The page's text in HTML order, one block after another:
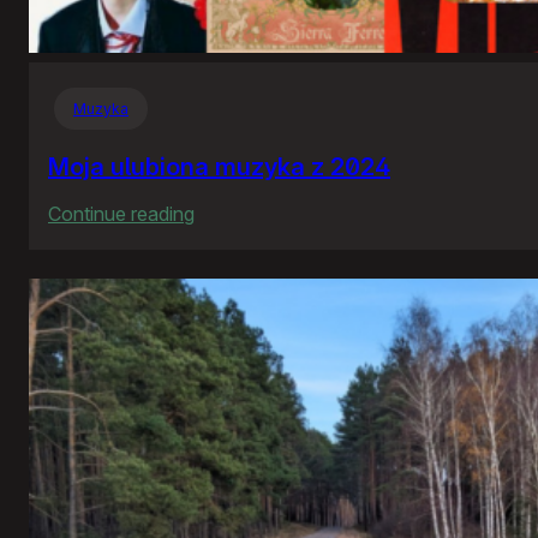
Muzyka
Moja ulubiona muzyka z 2024
Continue reading
ulubiona
muzyka
z
2024